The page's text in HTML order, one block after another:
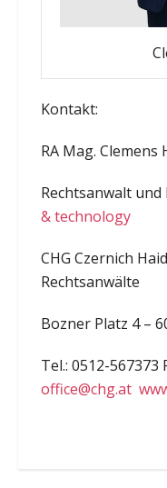
Kontakt:
RA Mag. Clemens
Rechtsanwalt
& technology
CHG Czernich
Rechtsanwälte
Bozner Platz 4 –
Tel.: 0512-567373
office@chg.at